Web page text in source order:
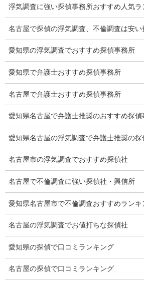
猫犬の捜索
失踪・家出調査
所在確認調査
調査料金
浮気調査特別プラン
ストーカー関連調査料金
所在調査 家出調査料金
猫の捜索調査料金
報告書サンプル
調査事例
浮気調査に強い探偵事務所おすすめ人気ラ
名古屋で探偵の浮気調査、不倫調査は安い
愛知県の浮気調査でおすすめ探偵事務所
愛知県で弁護士おすすめ探偵事務所
名古屋で弁護士おすすめ探偵事務所
愛知県名古屋で弁護士推奨のおすすめ探偵
愛知県名古屋の浮気調査で弁護士推奨の探
名古屋市の浮気調査でおすすめ探偵社
名古屋で不倫調査に強い探偵社・興信所
愛知県名古屋市で不倫調査おすすめランキ
名古屋の浮気調査でお値打ちな探偵社
愛知県の探偵で口コミランキング
名古屋の探偵で口コミランキング